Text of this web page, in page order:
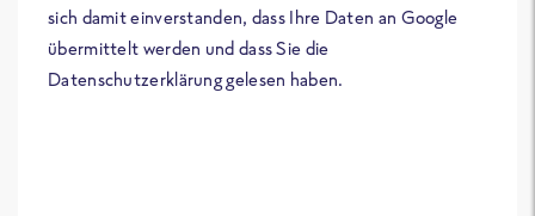
sich damit einverstanden, dass Ihre Daten an Google
übermittelt werden und dass Sie die
Datenschutzerklärung gelesen haben.